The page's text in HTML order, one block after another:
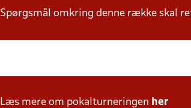
Spørgsmål omkring denne række skal
Læs mere om pokalturneringen her